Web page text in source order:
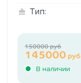
Тип:
В наличии
145000 руб
150000 руб